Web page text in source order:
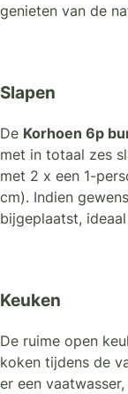
genieten van de
Slapen
De Korhoen 6p
met in totaal zes
met 2 x een 1-
cm). Indien
bijgeplaatst,
Keuken
De ruime open
koken tijdens de
er een